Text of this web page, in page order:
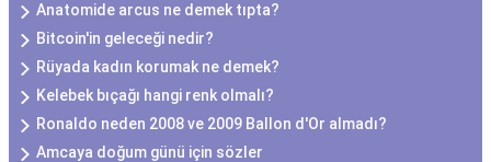
Anatomide arcus ne demek tıpta?
Bitcoin'in geleceği nedir?
Rüyada kadın korumak ne demek?
Kelebek bıçağı hangi renk olmalı?
Ronaldo neden 2008 ve 2009 Ballon d'Or almadı?
Amcaya doğum günü için sözler